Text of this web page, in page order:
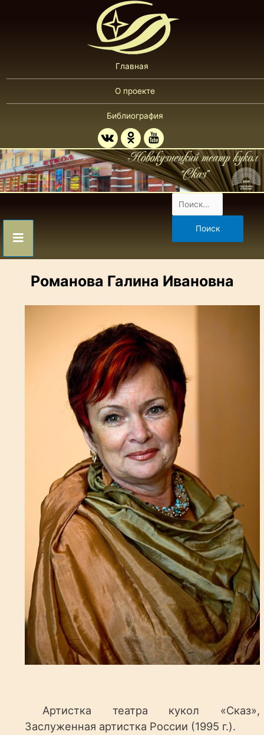
Главная
О проекте
Библиография
Романова Галина Ивановна
Артистка театра кукол «Сказ»,
Заслуженная артистка России (1995 г.).